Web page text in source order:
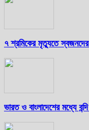
৭ শ্রমিকের মৃত্যুতে স্বজনদের
ভারত ও বাংলাদেশের মধ্যে